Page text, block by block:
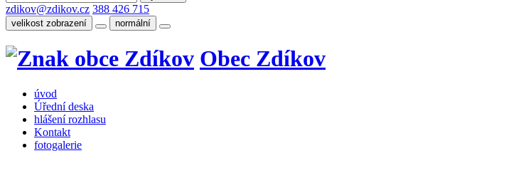
zdikov@zdikov.cz 388 426 715
velikost zobrazení normální
Obec Zdíkov
úvod
Úřední deska
hlášení rozhlasu
Kontakt
fotogalerie